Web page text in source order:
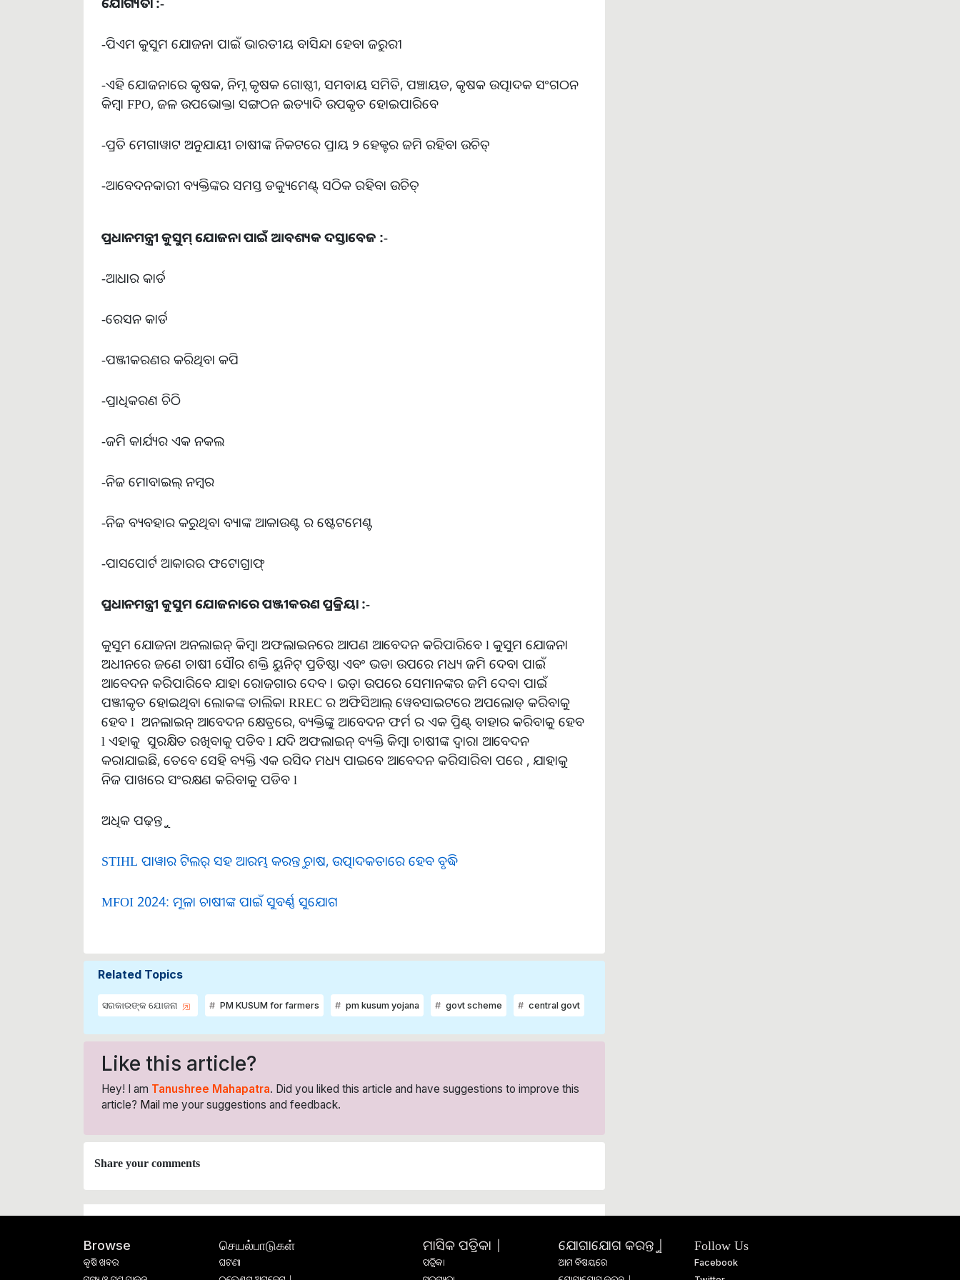
-ପିଏମ କୁସୁମ ଯୋଜନା ପାଇଁ ଭାରତୀୟ ବାସିନ୍ଦା ହେବା ଜରୁରୀ
-ଏହି ଯୋଜନାରେ କୃଷକ, ନିମ୍ନ କୃଷକ ଗୋଷ୍ଠୀ, ସମବାୟ ସମିତି, ପଞ୍ଚାୟତ, କୃଷକ ଉତ୍ପାଦକ ସଂଗଠନ
କିମ୍ବା FPO, ଜଳ ଉପଭୋକ୍ତା ସଙ୍ଗଠନ ଇତ୍ୟାଦି ଉପକୃତ ହୋଇପାରିବେ
-ପ୍ରତି ମେଗାୱାଟ ଅନୁଯାୟୀ ଚାଷୀଙ୍କ ନିକଟରେ ପ୍ରାୟ ୨ ହେକ୍ଟର ଜମି ରହିବା ଉଚିତ୍
-ଆବେଦନକାରୀ ବ୍ୟକ୍ତିଙ୍କର ସମସ୍ତ ଡକ୍ୟୁମେଣ୍ଟ୍ ସଠିକ ରହିବା ଉଚିତ୍
ପ୍ରଧାନମନ୍ତ୍ରୀ କୁସୁମ୍ ଯୋଜନା ପାଇଁ ଆବଶ୍ୟକ ଦସ୍ତାବେଜ :-
-ଆଧାର କାର୍ଡ
-ରେସନ କାର୍ଡ
-ପଞ୍ଜୀକରଣର କରିଥିବା କପି
-ପ୍ରାଧିକରଣ ଚିଠି
-ଜମି କାର୍ଯ୍ୟର ଏକ ନକଲ
-ନିଜ ମୋବାଇଲ୍ ନମ୍ବର
-ନିଜ ବ୍ୟବହାର କରୁଥିବା ବ୍ୟାଙ୍କ ଆକାଉଣ୍ଟ ର ଷ୍ଟେଟମେଣ୍ଟ
-ପାସପୋର୍ଟ ଆକାରର ଫଟୋଗ୍ରାଫ୍
ପ୍ରଧାନମନ୍ତ୍ରୀ କୁସୁମ ଯୋଜନାରେ ପଞ୍ଜୀକରଣ ପ୍ରକ୍ରିୟା :-
କୁସୁମ ଯୋଜନା ଅନଲାଇନ୍ କିମ୍ବା ଅଫଲାଇନରେ ଆପଣ ଆବେଦନ କରିପାରିବେ l କୁସୁମ ଯୋଜନା
ଅଧୀନରେ ଜଣେ ଚାଷୀ ସୌର ଶକ୍ତି ୟୁନିଟ୍ ପ୍ରତିଷ୍ଠା ଏବଂ ଭଡା ଉପରେ ମଧ୍ୟ ଜମି ଦେବା ପାଇଁ
ଆବେଦନ କରିପାରିବେ ଯାହା ରୋଜଗାର ଦେବ । ଭଡ଼ା ଉପରେ ସେମାନଙ୍କର ଜମି ଦେବା ପାଇଁ
ପଞ୍ଜୀକୃତ ହୋଇଥିବା ଲୋକଙ୍କ ତାଲିକା RREC ର ଅଫିସିଆଲ୍ ୱେବସାଇଟରେ ଅପଲୋଡ୍ କରିବାକୁ
ହେବ l ଅନଲାଇନ୍ ଆବେଦନ କ୍ଷେତ୍ରରେ, ବ୍ୟକ୍ତିଙ୍କୁ ଆବେଦନ ଫର୍ମ ର ଏକ ପ୍ରିଣ୍ଟ୍ ବାହାର କରିବାକୁ ହେବ
l ଏହାକୁ ସୁରକ୍ଷିତ ରଖିବାକୁ ପଡିବ l ଯଦି ଅଫଲାଇନ୍ ବ୍ୟକ୍ତି କିମ୍ବା ଚାଷୀଙ୍କ ଦ୍ୱାରା ଆବେଦନ
କରାଯାଇଛି, ତେବେ ସେହି ବ୍ୟକ୍ତି ଏକ ରସିଦ ମଧ୍ୟ ପାଇବେ ଆବେଦନ କରିସାରିବା ପରେ , ଯାହାକୁ
ନିଜ ପାଖରେ ସଂରକ୍ଷଣ କରିବାକୁ ପଡିବ l
ଅଧିକ ପଢ଼ନ୍ତୁ
STIHL ପାୱାର ଟିଲର୍ ସହ ଆରମ୍ଭ କରନ୍ତୁ ଚାଷ, ଉତ୍ପାଦକତାରେ ହେବ ବୃଦ୍ଧି
MFOI 2024: ମୂଳା ଚାଷୀଙ୍କ ପାଇଁ ସୁବର୍ଣ୍ଣ ସୁଯୋଗ
Related Topics
ସରକାରଙ୍କ ଯୋଜନା PM KUSUM for farmers pm kusum yojana govt scheme central govt
Like this article?
Hey! I am Tanushree Mahapatra. Did you liked this article and have suggestions to improve this
article? Mail me your suggestions and feedback.
Share your comments
Browse
କୃଷି ଖବର
செயல்பாடுகள்
ଘଟଣା
ମାସିକ ପତ୍ରିକା |
ପତ୍ରିକା
ଯୋଗାଯୋଗ କରନ୍ତୁ |
ଆମ ବିଷୟରେ
Follow Us
Facebook